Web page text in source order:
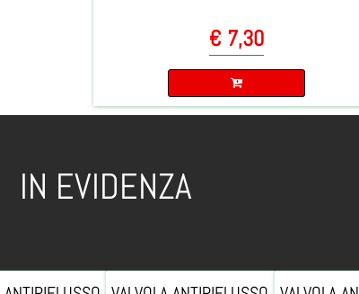
€ 7,30
IN EVIDENZA